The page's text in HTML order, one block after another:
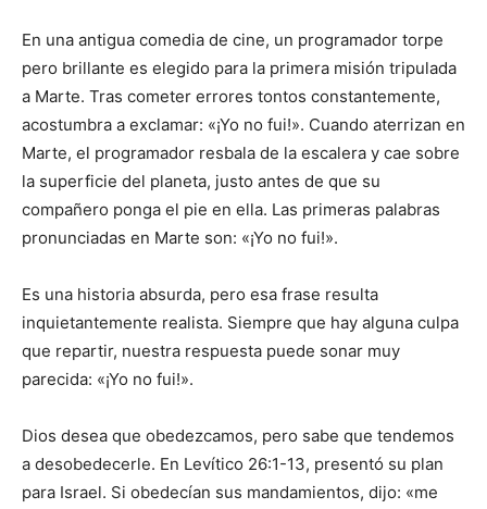
En una antigua comedia de cine, un programador torpe
pero brillante es elegido para la primera misión tripulada
a Marte. Tras cometer errores tontos constantemente,
acostumbra a exclamar: «¡Yo no fui!». Cuando aterrizan en
Marte, el programador resbala de la escalera y cae sobre
la superficie del planeta, justo antes de que su
compañero ponga el pie en ella. Las primeras palabras
pronunciadas en Marte son: «¡Yo no fui!».
Es una historia absurda, pero esa frase resulta
inquietantemente realista. Siempre que hay alguna culpa
que repartir, nuestra respuesta puede sonar muy
parecida: «¡Yo no fui!».
Dios desea que obedezcamos, pero sabe que tendemos
a desobedecerle. En Levítico 26:1-13, presentó su plan
para Israel. Si obedecían sus mandamientos, dijo: «me